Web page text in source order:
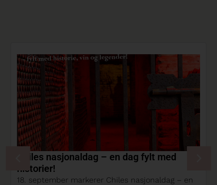
Chiles nasjonaldag – en dag fylt med
historier!
18. september markerer Chiles nasjonaldag – en